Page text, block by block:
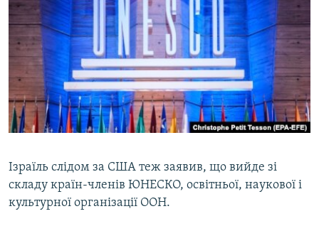
ВСЕ ЗА ДЕНЬ
СПЕЦПРОЕКТИ
ДЕПОРТАЦІЯ
ВІДЕОУРОКИ «ELIFBE»
СВІДЧЕННЯ ОКУПАЦІЇ
ЯК ОБІЙТИ БЛОКУВАННЯ
Русский
Qırımtatar
ДОЛУЧАЙСЯ!
Ізраїль слідом за США теж заявив, що вийде зі
складу країн-членів ЮНЕСКО, освітньої, наукової і
культурної організації ООН.